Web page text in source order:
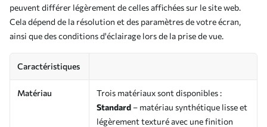
peuvent différer légèrement de celles affichées sur le site web.
Cela dépend de la résolution et des paramètres de votre écran,
ainsi que des conditions d'éclairage lors de la prise de vue.
Caractéristiques
Matériau
Trois matériaux sont disponibles :
Standard – matériau synthétique lisse et
légèrement texturé avec une finition